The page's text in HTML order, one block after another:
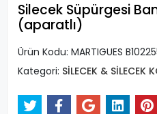
Silecek Süpürgesi
(aparatlı)
Ürün Kodu: MARTIGUES
Kategori: SİLECEK & SİLECEK